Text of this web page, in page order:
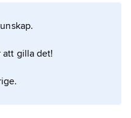
att gilla det!